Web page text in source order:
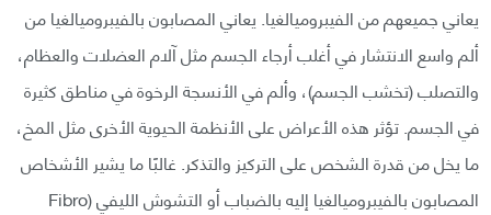
يعاني جميعهم من الفيبروميالغيا. يعاني المصابون بالفيبروميالغيا من
ألم واسع الانتشار في أغلب أرجاء الجسم مثل آلام العضلات والعظام،
والتصلب (تخشب الجسم)، وألم في الأنسجة الرخوة في مناطق كثيرة
في الجسم. تؤثر هذه الأعراض على الأنظمة الحيوية الأخرى مثل المخ،
ما يخل من قدرة الشخص على التركيز والتذكر. غالبًا ما يشير الأشخاص
المصابون بالفيبروميالغيا إليه بالضباب أو التشوش الليفي (Fibro